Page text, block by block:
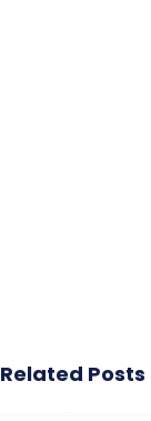
Related Posts